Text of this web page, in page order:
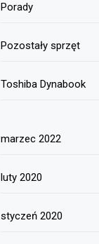
Porady
Pozostały sprzęt
Toshiba Dynabook
marzec 2022
luty 2020
styczeń 2020